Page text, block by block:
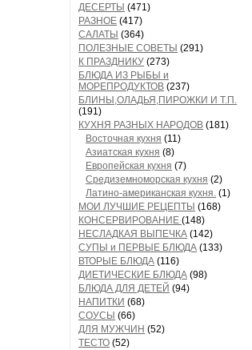
ДЕСЕРТЫ (471)
РАЗНОЕ (417)
САЛАТЫ (364)
ПОЛЕЗНЫЕ СОВЕТЫ (291)
К ПРАЗДНИКУ (273)
БЛЮДА ИЗ РЫБЫ и
МОРЕПРОДУКТОВ (237)
БЛИНЫ,ОЛАДЬЯ,ПИРОЖКИ И Т.П.
(191)
КУХНЯ РАЗНЫХ НАРОДОВ (181)
Восточная кухня (11)
Азиатская кухня (8)
Европейская кухня (7)
Средиземноморская кухня (2)
Латино-американская кухня. (1)
МОИ ЛУЧШИЕ РЕЦЕПТЫ (168)
КОНСЕРВИРОВАНИЕ (148)
НЕСЛАДКАЯ ВЫПЕЧКА (142)
СУПЫ и ПЕРВЫЕ БЛЮДА (133)
ВТОРЫЕ БЛЮДА (116)
ДИЕТИЧЕСКИЕ БЛЮДА (98)
БЛЮДА ДЛЯ ДЕТЕЙ (94)
НАПИТКИ (68)
СОУСЫ (66)
ДЛЯ МУЖЧИН (52)
ТЕСТО (52)